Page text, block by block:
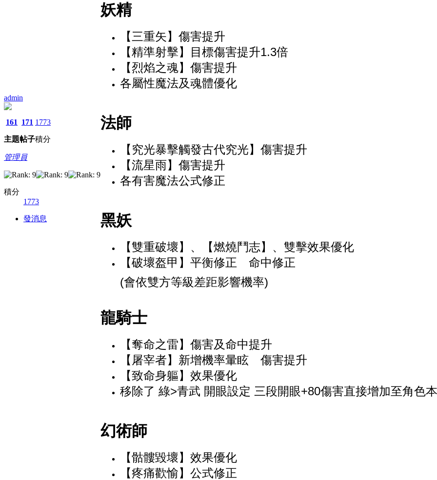
admin
161
主題
171
帖子
1773
積分
管理員
積分
1773
發消息
妖精
【三重矢】傷害提升
【精準射擊】目標傷害提升1.3倍
【烈焰之魂】傷害提升
各屬性魔法及魂體優化
法師
【究光暴擊觸發古代究光】傷害提升
【流星雨】傷害提升
各有害魔法公式修正
黑妖
【雙重破壞】、【燃燒鬥志】、雙擊效果優化
【破壞盔甲】平衡修正 命中修正
(會依雙方等級差距影響機率)
龍騎士
【奪命之雷】傷害及命中提升
【屠宰者】新增機率暈眩 傷害提升
【致命身軀】效果優化
移除了 綠>青武 開眼設定 三段開眼+80傷害直接增加至角色
幻術師
【骷髏毀壞】效果優化
【疼痛歡愉】公式修正